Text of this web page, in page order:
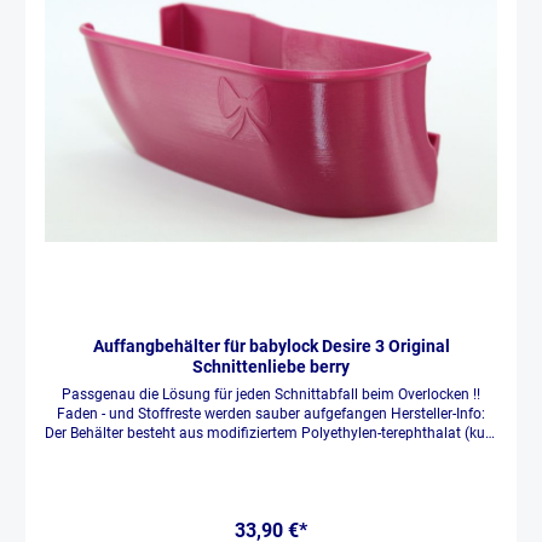
Auffangbehälter für babylock Desire 3 Original
Schnittenliebe berry
Passgenau die Lösung für jeden Schnittabfall beim Overlocken !!
Faden - und Stoffreste werden sauber aufgefangen Hersteller-Info:
Der Behälter besteht aus modifiziertem Polyethylen-terephthalat (kurz
Drucker hergestellt, sozusagen „gedruckt“. Durch die Passgenauigkeit
33,90 €*